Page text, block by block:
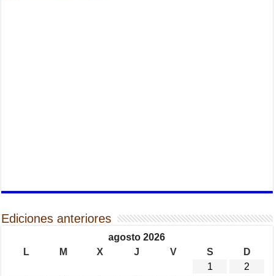
Ediciones anteriores
agosto 2026
L
M X J V S
D
1
2